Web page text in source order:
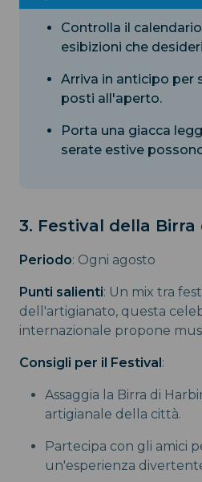
Controlla il
esibizioni che
Arriva in anticipo per
posti all'aperto.
Porta una giacca
serate estive
3. Festival della Birra
Periodo: Ogni agosto
Punti salienti: Un mix tra
dell'artigianato, questa
internazionale propone
Consigli per il Festival :
Assaggia la Birra di
artigianale della città.
Partecipa con gli amici
un'esperienza